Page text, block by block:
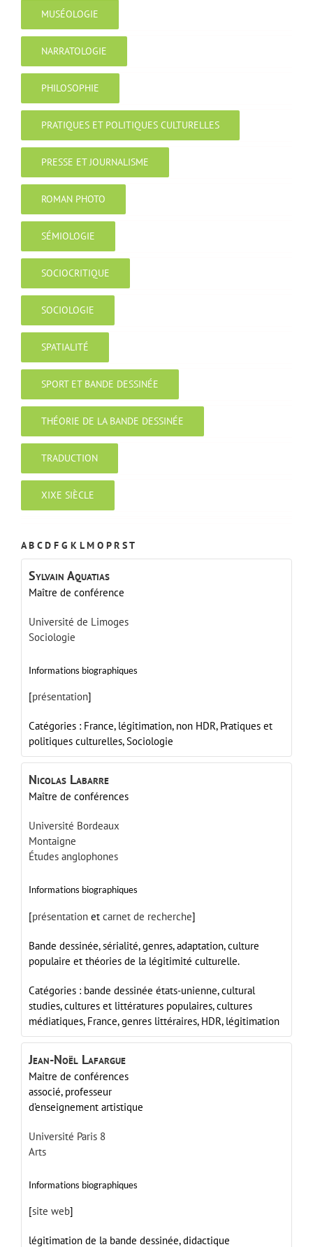
MUSÉOLOGIE
NARRATOLOGIE
PHILOSOPHIE
PRATIQUES ET POLITIQUES CULTURELLES
PRESSE ET JOURNALISME
ROMAN PHOTO
SÉMIOLOGIE
SOCIOCRITIQUE
SOCIOLOGIE
SPATIALITÉ
SPORT ET BANDE DESSINÉE
THÉORIE DE LA BANDE DESSINÉE
TRADUCTION
XIXE SIÈCLE
A B C D F G K L M O P R ST
Sylvain Aquatias
Maître de conférence
Université de Limoges
Sociologie
Informations biographiques
[présentation]
Catégories : France, légitimation, non HDR, Pratiques et
politiques culturelles,Sociologie
Nicolas Labarre
Maître de conférences
Université Bordeaux
Montaigne
Études anglophones
Informations biographiques
[présentation et carnet de recherche]
Bande dessinée, sérialité, genres, adaptation, culture
populaire et théories de la légitimité culturelle.
Catégories : bande dessinée états-unienne,cultural
studies,cultures et littératures populaires,cultures
médiatiques, France,genres littéraires, HDR, légitimation
Jean-Noël Lafargue
Maitre de conférences
associé, professeur
d’enseignement artistique
Université Paris 8
Arts
Informations biographiques
[site web]
légitimation de la bande dessinée, didactique